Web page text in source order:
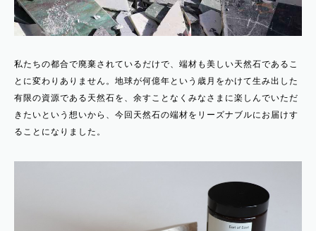
私たちの都合で廃棄されているだけで、端材も美しい天然石であるこ
とに変わりありません。地球が何億年という歳月をかけて生み出した
有限の資源である天然石を、余すことなくみなさまに楽しんでいただ
きたいという想いから、今回天然石の端材をリーズナブルにお届けす
ることになりました。